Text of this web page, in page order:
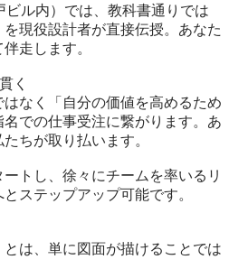
ル内）では、教科書通りでは
現役設計者が直接伝授。あなた
走します。
く
はなく「自分の価値を高めるため
での仕事受注に繋がります。あ
ちが取り払います。
トし、徐々にチームを率いるリ
ステップアップ可能です。
は、単に図面が描けることでは